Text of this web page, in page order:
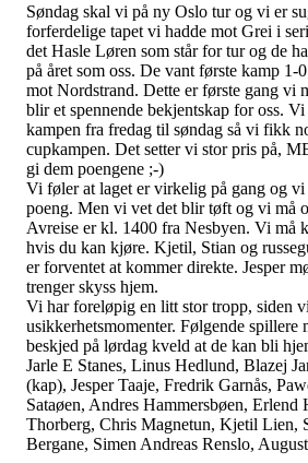
Søndag skal vi på ny Oslo tur og vi er
forferdelige tapet vi hadde mot Grei i
det Hasle Løren som står for tur og de
på året som oss. De vant første kamp 1-
mot Nordstrand. Dette er første gang vi
blir et spennende bekjentskap for oss.
kampen fra fredag til søndag så vi fikk
cupkampen. Det setter vi stor pris på,
gi dem poengene ;-)
Vi føler at laget er virkelig på gang og vi
poeng. Men vi vet det blir tøft og vi må
Avreise er kl. 1400 fra Nesbyen. Vi må
hvis du kan kjøre. Kjetil, Stian og
er forventet at kommer direkte. Jesper
trenger skyss hjem.
Vi har foreløpig en litt stor tropp, siden
usikkerhetsmomenter. Følgende spillere
beskjed på lørdag kveld at de kan bli
Jarle E Stanes, Linus Hedlund, Blazej
(kap), Jesper Taaje, Fredrik Garnås,
Sataøen, Andres Hammersbøen,
Thorberg, Chris Magnetun, Kjetil Lien,
Bergane, Simen Andreas Renslo,